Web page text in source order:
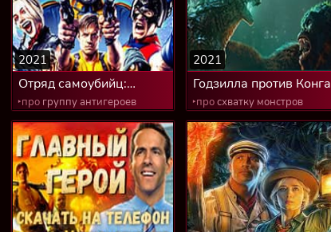
Отряд самоубийц:
Миссия навылет
2021
‣про группу антигероев
Годзилла против Конга
2021
‣просхватку монстров